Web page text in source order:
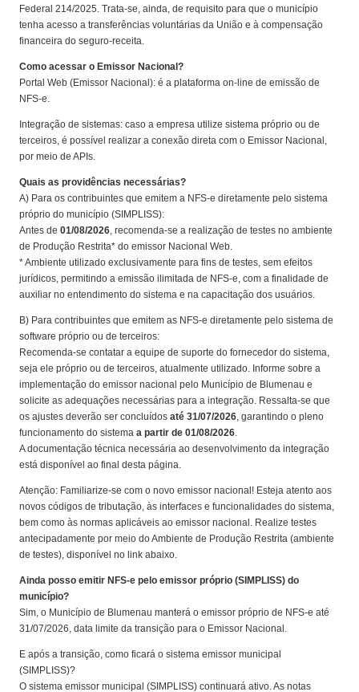
Federal 214/2025. Trata-se, ainda, de requisito para que o município
tenha acesso a transferências voluntárias da União e à compensação
financeira do seguro-receita.
Como acessar o Emissor Nacional?
Portal Web (Emissor Nacional): é a plataforma on-line de emissão de
NFS-e.
Integração de sistemas: caso a empresa utilize sistema próprio ou de
terceiros, é possível realizar a conexão direta com o Emissor Nacional,
por meio de APIs.
Quais as providências necessárias?
A) Para os contribuintes que emitem a NFS-e diretamente pelo sistema
próprio do município (SIMPLISS):
Antes de01/08/2026, recomenda-se a realização de testes no ambiente
de Produção Restrita* do emissor Nacional Web.
* Ambiente utilizado exclusivamente para fins de testes, sem efeitos
jurídicos, permitindo a emissão ilimitada de NFS-e, com a finalidade de
auxiliar no entendimento do sistema e na capacitação dos usuários.
B) Para contribuintes que emitem as NFS-e diretamente pelo sistema de
software próprio ou de terceiros:
Recomenda-se contatar a equipe de suporte do fornecedor do sistema,
seja ele próprio ou de terceiros, atualmente utilizado. Informe sobre a
implementação do emissor nacional pelo Município de Blumenau e
solicite as adequações necessárias para a integração. Ressalta-se que
os ajustes deverão ser concluídosaté 31/07/2026, garantindo o pleno
funcionamento do sistemaa partir de 01/08/2026.
A documentação técnica necessária ao desenvolvimento da integração
está disponível ao final desta página.
Atenção: Familiarize-se com o novo emissor nacional! Esteja atento aos
novos códigos de tributação, às interfaces e funcionalidades do sistema,
bem como às normas aplicáveis ao emissor nacional. Realize testes
antecipadamente por meio do Ambiente de Produção Restrita (ambiente
de testes), disponível no link abaixo.
Ainda posso emitir NFS-e pelo emissor próprio (SIMPLISS) do
município?
Sim, o Município de Blumenau manterá o emissor próprio de NFS-e até
31/07/2026, data limite da transição para o Emissor Nacional.
E após a transição, como ficará o sistema emissor municipal
(SIMPLISS)?
O sistema emissor municipal (SIMPLISS) continuará ativo. As notas